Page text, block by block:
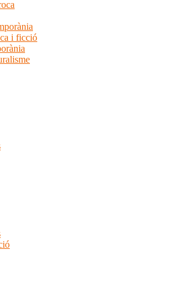
i ficció